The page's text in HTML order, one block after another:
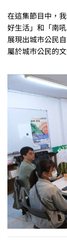
在這集節目中，
好生活」和「南
展現出城市公民
屬於城市公民的